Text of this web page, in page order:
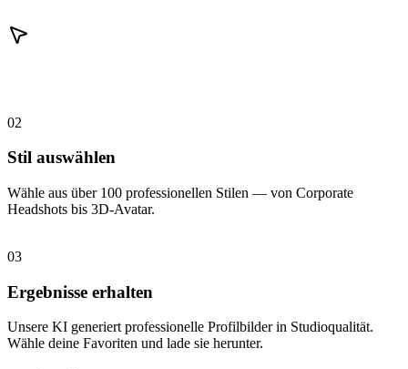
02
Stil auswählen
Wähle aus über 100 professionellen Stilen — von Corporate
Headshots bis 3D-Avatar.
03
Ergebnisse erhalten
Unsere KI generiert professionelle Profilbilder in Studioqualität.
Wähle deine Favoriten und lade sie herunter.